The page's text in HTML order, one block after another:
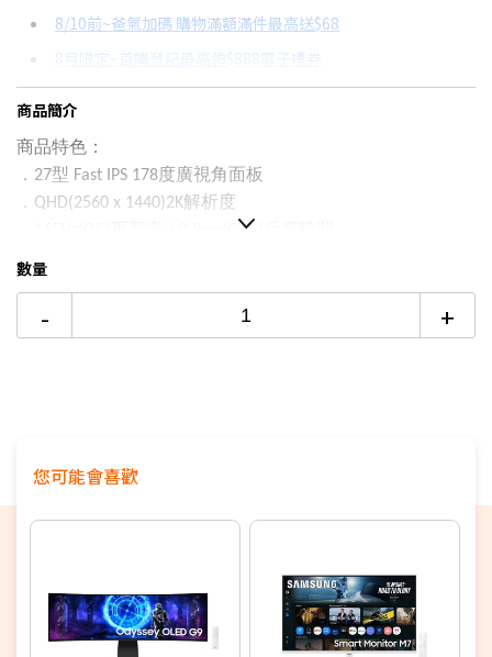
分期數
24期
每期金額
$355
配合銀行/業者
8/10前~爸氣加碼 購物滿額滿件最高送$68
8月限定~首購登記最高領$888電子禮券
台灣大哥大Open Possible聯名卡滿額最高回饋25%
更多信用卡分期0利率滿額享回饋
商品簡介
商品特色：
． 27型 Fast IPS 178度廣視角面板
． QHD(2560 x 1440)2K解析度
/ 0.3ms(GTG)
數量
- +
您可能會喜歡